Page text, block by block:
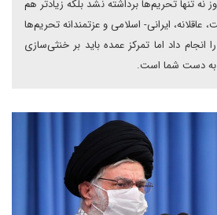
نه تنها تحریم‌ها برداشته نشد بلکه زیادتر هم
ایرانی- اسلامی و عزتمندانه تحریم‌ها
انجام داد اما تمرکز عمده باید بر خنثی‌سازی
به دست شما است.